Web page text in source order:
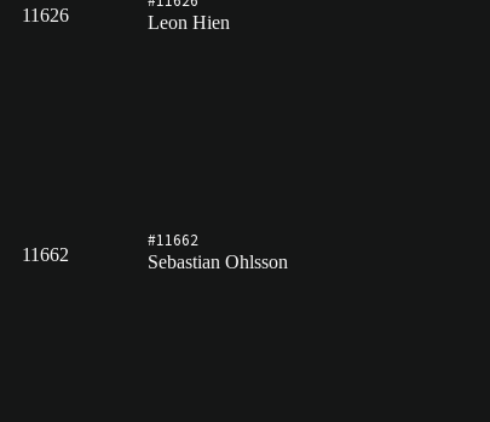
11626
Leon Hien
11662
#11662
Sebastian Ohlsson